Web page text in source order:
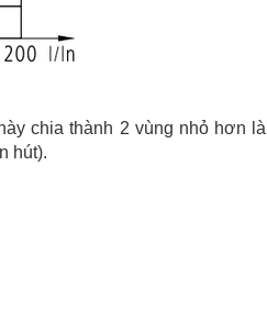
chia thành 2 vùng nhỏ hơn là
hút).